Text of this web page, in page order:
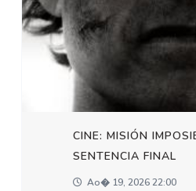
CINE: MISIÓN
SENTENCIA FINAL
Ao� 19, 2026 22:00